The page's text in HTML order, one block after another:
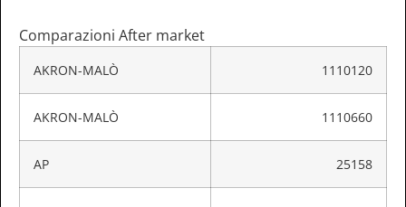
Comparazioni After market
AKRON-MALÒ 1110120
AKRON-MALÒ 1110660
AP 25158